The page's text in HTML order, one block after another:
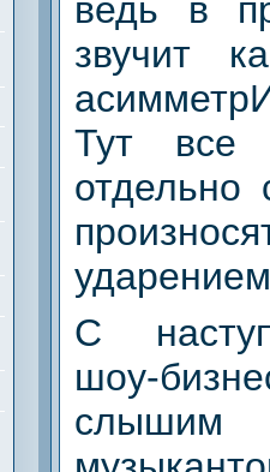
ведь в
звучит
Тут все
отдельно
С